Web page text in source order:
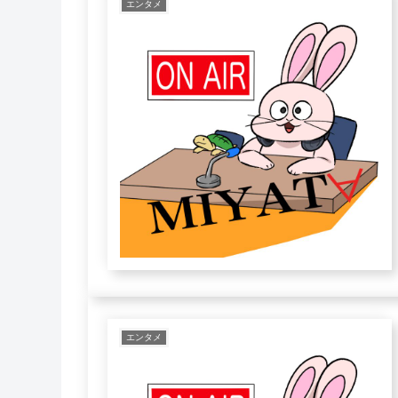
エンタメ
エンタメ